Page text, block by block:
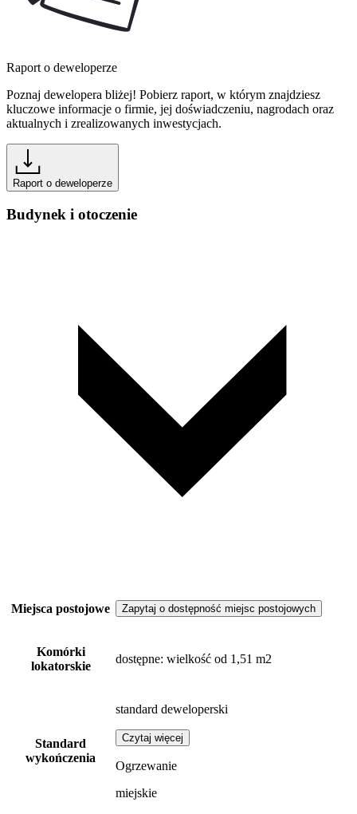
Raport o deweloperze
Poznaj dewelopera bliżej! Pobierz raport, w którym znajdziesz
kluczowe informacje o firmie, jej doświadczeniu, nagrodach oraz
aktualnych i zrealizowanych inwestycjach.
Raport o deweloperze
Budynek i otoczenie
Miejsca postojowe Zapytaj o dostępność miejsc postojowych
Komórki
lokatorskie
dostępne: wielkość od 1,51 m2
Standard
wykończenia
standard deweloperski
Czytaj więcej
Ogrzewanie
miejskie